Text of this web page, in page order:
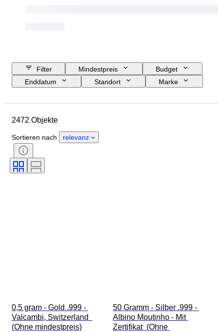
Filter Mindestpreis
Budget
Enddatum
Standort
Marke
Zertifikat
Währung
Art der Münze
Edelmetallgewicht
2472 Objekte
Sortieren nach relevanz
0,5 gram - Gold .999 -
Valcambi, Switzerland
(Ohne mindestpreis)
50 Gramm - Silber .999 -
Albino Moutinho - Mit
Zertifikat  (Ohne